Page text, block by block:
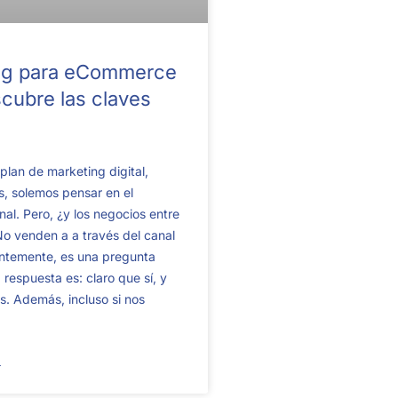
para eCommerce
las claves
de marketing digital,
solemos pensar en el
Pero, ¿y los negocios entre
venden a a través del canal
es una pregunta
es: claro que sí, y
Además, incluso si nos